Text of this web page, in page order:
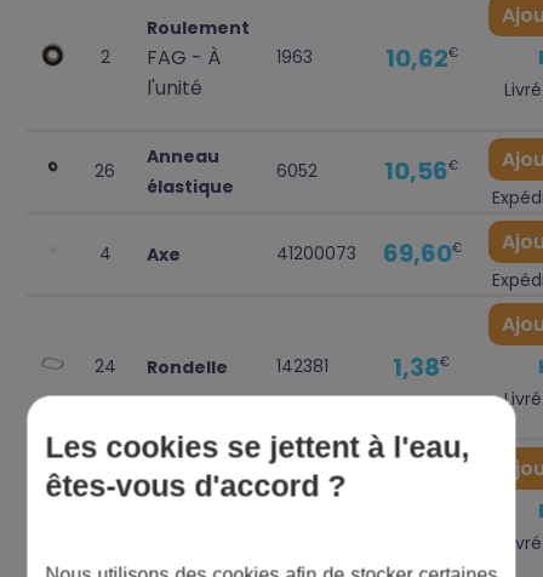
2
Roulement
FAG - À
l'unité
1963 10,62€
26
Anneau
élastique
6052 10,56€
4 Axe 41200073 69,60€
24 Rondelle 142381 1,38€
Les cookies se jettent à l'eau,
êtes-vous d'accord ?